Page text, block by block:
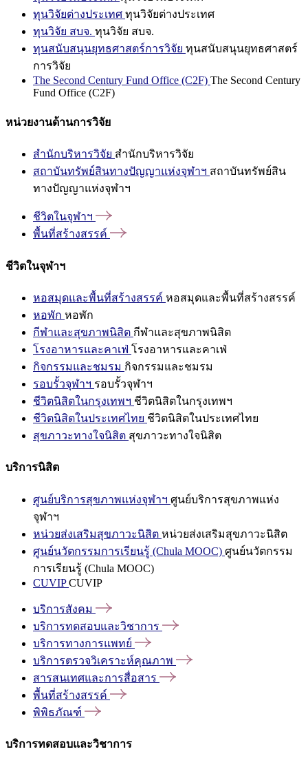
ทุนวิจัยต่างประเทศ ทุนวิจัยต่างประเทศ
ทุนวิจัย สบจ. ทุนวิจัย สบจ.
ทุนสนับสนุนยุทธศาสตร์การวิจัย ทุนสนับสนุนยุทธศาสตร์
การวิจัย
The Second Century Fund Office (C2F) The Second Century
Fund Office (C2F)
หน่วยงานด้านการวิจัย
สำนักบริหารวิจัย สำนักบริหารวิจัย
สถาบันทรัพย์สินทางปัญญาแห่งจุฬาฯ สถาบันทรัพย์สิน
ทางปัญญาแห่งจุฬาฯ
ชีวิตในจุฬาฯ
พื้นที่สร้างสรรค์
ชีวิตในจุฬาฯ
หอสมุดและพื้นที่สร้างสรรค์ หอสมุดและพื้นที่สร้างสรรค์
หอพัก หอพัก
กีฬาและสุขภาพนิสิต กีฬาและสุขภาพนิสิต
โรงอาหารและคาเฟ่ โรงอาหารและคาเฟ่
กิจกรรมและชมรม กิจกรรมและชมรม
รอบรั้วจุฬาฯ รอบรั้วจุฬาฯ
ชีวิตนิสิตในกรุงเทพฯ ชีวิตนิสิตในกรุงเทพฯ
ชีวิตนิสิตในประเทศไทย ชีวิตนิสิตในประเทศไทย
สุขภาวะทางใจนิสิต สุขภาวะทางใจนิสิต
บริการนิสิต
ศูนย์บริการสุขภาพแห่งจุฬาฯ ศูนย์บริการสุขภาพแห่ง
จุฬาฯ
หน่วยส่งเสริมสุขภาวะนิสิต หน่วยส่งเสริมสุขภาวะนิสิต
ศูนย์นวัตกรรมการเรียนรู้ (Chula MOOC) ศูนย์นวัตกรรม
การเรียนรู้ (Chula MOOC)
CUVIPCUVIP
บริการสังคม
บริการทดสอบและวิชาการ
บริการทางการแพทย์
บริการตรวจวิเคราะห์คุณภาพ
สารสนเทศและการสื่อสาร
พื้นที่สร้างสรรค์
พิพิธภัณฑ์
บริการทดสอบและวิชาการ